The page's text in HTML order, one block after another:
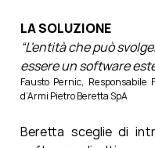
LA SOLUZIONE
“L'entità che può
essere un software
Fausto Pernic,
d’Armi Pietro Beretta SpA
Beretta sceglie di